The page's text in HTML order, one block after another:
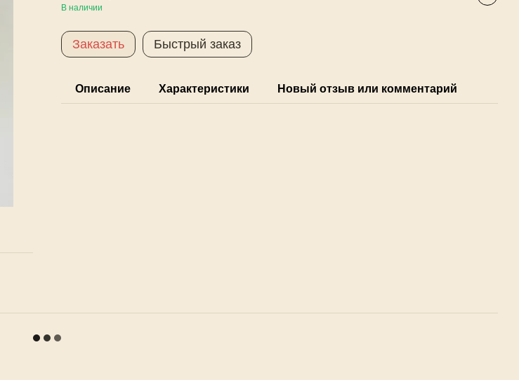
В наличии
Заказать Быстрый заказ
Описание Характеристики Новый отзыв или комментарий